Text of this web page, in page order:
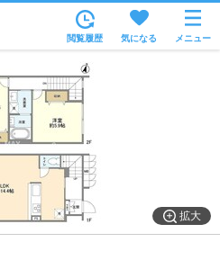
住所から
家賃相場から
通勤通学時間から
物件特集から
不動産会社から
閲覧履歴 気になる メニュー
拡大